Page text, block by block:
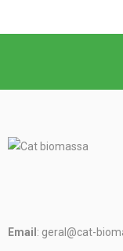
Email : geral@cat-